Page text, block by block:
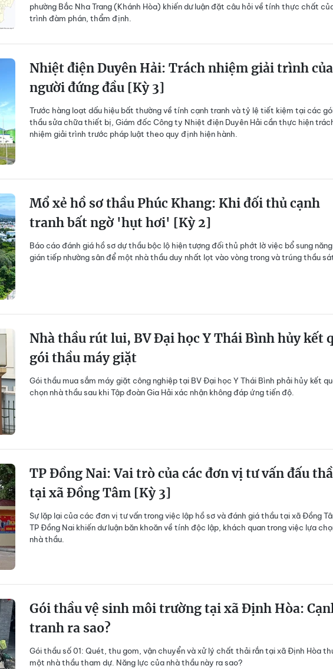
phường Bắc Nha Trang (Khánh Hòa) khiến dư luận đặt câu hỏi về tính thực chất
trình đàm phán, thẩm định.
Nhiệt điện Duyên Hải: Trách nhiệm giải trình của
người đứng đầu [Kỳ 3]
Trước hàng loạt dấu hiệu bất thường về tính cạnh tranh và tỷ lệ tiết kiệm tại các
thầu sửa chữa thiết bị, Giám đốc Công ty Nhiệt điện Duyên Hải cần thực hiện
nhiệm giải trình trước pháp luật theo quy định hiện hành.
Mổ xẻ hồ sơ thầu Phúc Khang: Khi đối thủ cạnh
tranh bất ngờ 'hụt hơi' [Kỳ 2]
Báo cáo đánh giá hồ sơ dự thầu bộc lộ hiện tượng đối thủ phớt lờ việc bổ sung năng
gián tiếp nhường sân để một nhà thầu duy nhất lọt vào vòng trong và trúng thầu
Nhà thầu rút lui, BV Đại học Y Thái Bình hủy kết
gói thầu máy giặt
Gói thầu mua sắm máy giặt công nghiệp tại BV Đại học Y Thái Bình phải hủy kết
chọn nhà thầu sau khi Tập đoàn Gia Hải xác nhận không đáp ứng tiến độ.
TP Đồng Nai: Vai trò của các đơn vị tư vấn đấu
tại xã Đồng Tâm [Kỳ 3]
Sự lặp lại của các đơn vị tư vấn trong việc lập hồ sơ và đánh giá thầu tại xã Đồng
TP Đồng Nai khiến dư luận băn khoăn về tính độc lập, khách quan trong việc lựa
nhà thầu.
Gói thầu vệ sinh môi trường tại xã Định Hòa:
tranh ra sao?
Gói thầu số 01: Quét, thu gom, vận chuyển và xử lý chất thải rắn tại xã Định Hòa
một nhà thầu tham dự. Năng lực của nhà thầu này ra sao?